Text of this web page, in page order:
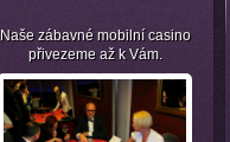
Naše zábavné mobilní casino
přivezeme až k Vám.